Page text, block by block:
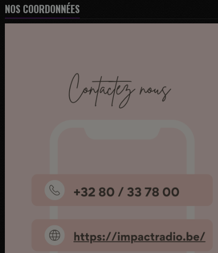
NOS COORDONNÉES